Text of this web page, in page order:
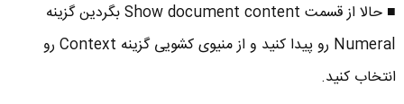
■ حالا از قسمت Show document content بگردین گزینه
Numeral رو پیدا کنید و از منیوی کشویی گزینه Context رو
انتخاب کنید.